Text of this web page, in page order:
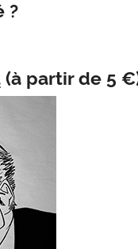
?
(à partir de 5 €